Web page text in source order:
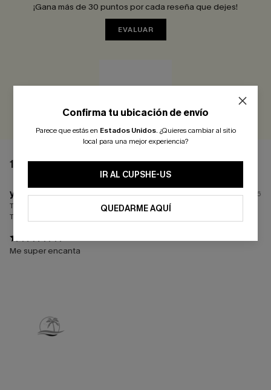
¡Gana más de 30 puntos por cada reseña que dejes!
EVALUAR
1 COMENTARIO
y****
31/07/2026
Tamaño:
Tamaño comprado:
Me super encanta
Confirma tu ubicación de envío
Parece que estás en Estados Unidos. ¿Quieres cambiar al sitio
local para una mejor experiencia?
IR AL CUPSHE-US
QUEDARME AQUÍ